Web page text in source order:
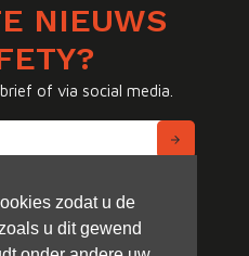
zodat u de
u dit gewend
NIEUWS
of via social media.